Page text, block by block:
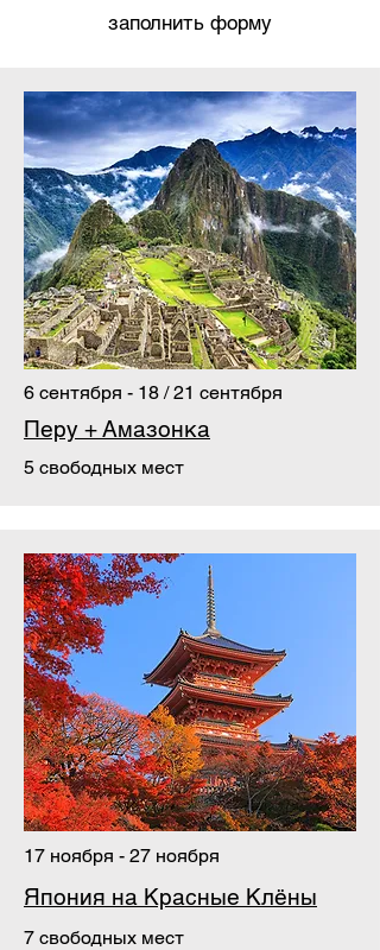
заполнить форму
6 сентября - 18 / 21 сентября
Перу + Амазонка
5 свободных мест
17 ноября - 27 ноября
Япония на Красные Клёны
7 свободных мест